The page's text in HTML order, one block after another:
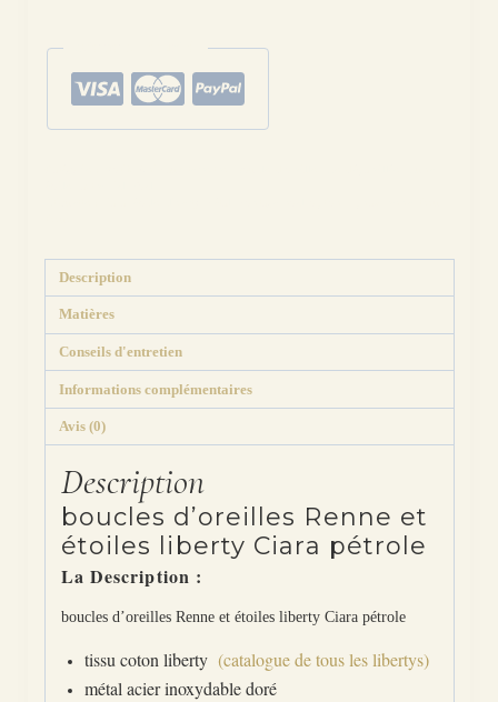
Ciara
pétrole
Description
Matières
Conseils d'entretien
Informations complémentaires
Avis (0)
Description
boucles d’oreilles Renne et
étoiles liberty Ciara pétrole
La Description :
boucles d’oreilles Renne et étoiles liberty Ciara pétrole
tissu coton liberty (catalogue de tous les libertys)
métal acier inoxydable doré